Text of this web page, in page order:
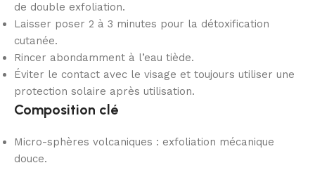
de double exfoliation.
Laisser poser 2 à 3 minutes pour la détoxification
cutanée.
Rincer abondamment à l’eau tiède.
Éviter le contact avec le visage et toujours utiliser une
protection solaire après utilisation.
Composition clé
Micro-sphères volcaniques : exfoliation mécanique
douce.